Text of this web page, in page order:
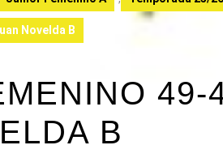
Novelda B
49-
B